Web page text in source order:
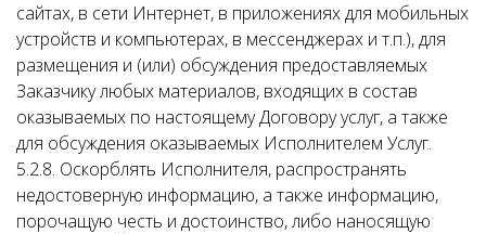
сайтах, в сети Интернет, в приложениях для мобильных
устройств и компьютерах, в мессенджерах и т.п.), для
размещения и (или) обсуждения предоставляемых
Заказчику любых материалов, входящих в состав
оказываемых по настоящему Договору услуг, а также
для обсуждения оказываемых Исполнителем Услуг.
5.2.8. Оскорблять Исполнителя, распространять
недостоверную информацию, а также информацию,
порочащую честь и достоинство, либо наносящую